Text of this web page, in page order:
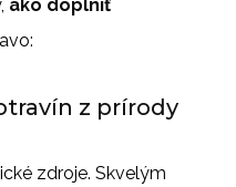
ako doplniť
z prírody
zdroje. Skvelým